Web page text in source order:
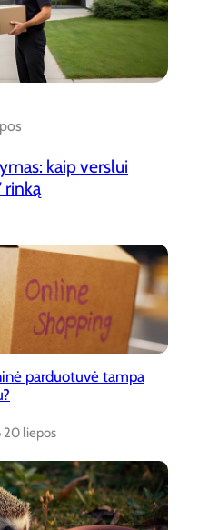
kaip verslui
rinką
parduotuvė tampa
20 liepos